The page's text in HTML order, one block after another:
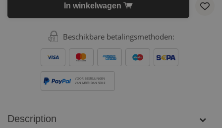
In winkelwagen
Beschikbare betalingsmethoden:
VOOR BESTELLINGEN
VAN MEER DAN 500 €
Description